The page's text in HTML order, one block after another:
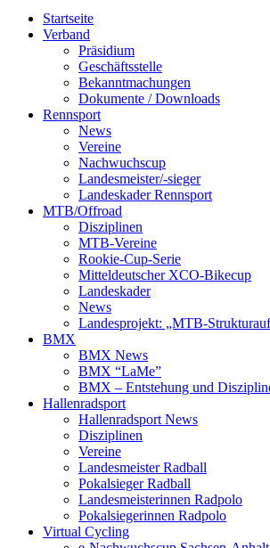
Startseite
Verband
Präsidium
Geschäftsstelle
Bekanntmachungen
Dokumente / Downloads
Rennsport
News
Vereine
Nachwuchscup
Landesmeister/-sieger
Landeskader Rennsport
MTB/Offroad
Disziplinen
MTB-Vereine
Rookie-Cup-Serie
Mitteldeutscher XCO-Bikecup
Landeskader
News
Landesprojekt: „MTB-
BMX
BMX News
BMX “LaMe”
BMX – Entstehung und
Hallenradsport
Hallenradsport News
Disziplinen
Vereine
Landesmeister Radball
Pokalsieger Radball
Landesmeisterinnen Radpolo
Pokalsiegerinnen Radpolo
Virtual Cycling